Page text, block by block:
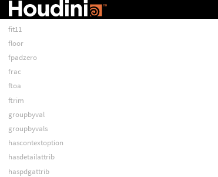
fit10
fit11
floor
fpadzero
frac
ftoa
ftrim
groupbyval
groupbyvals
hascontextoption
hasdetailattrib
haspdgattrib